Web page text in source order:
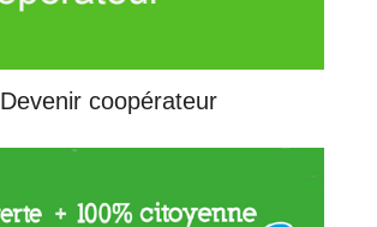
Devenir coopérateur